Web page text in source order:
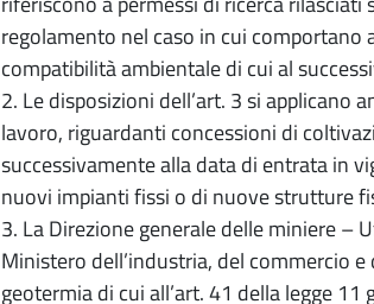
regolamento nel caso in cui
compatibilità ambientale di cui al
2. Le disposizioni dell’art. 3 si applicano
lavoro, riguardanti concessioni di
successivamente alla data di entrata in
nuovi impianti fissi o di nuove strutture
3. La Direzione generale delle miniere –
Ministero dell’industria, del commercio
geotermia di cui all’art. 41 della legge